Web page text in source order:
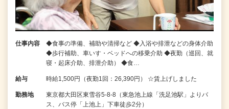
仕事内容
◆食事の準備、補助や清掃など ◆入浴や排泄などの身体介助
◆歩行補助、車いす・ベッドへの移乗介助 ◆夜勤（巡回、就
寝・起床介助、排泄介助） ◆食…
給与 時給1,500円（夜勤1回：26,390円） ☆賃上げしました
勤務地
東京都大田区東雪谷5‐8‐8（東急池上線「洗足池駅」よりバ
ス、バス停「上池上」下車徒歩2分）